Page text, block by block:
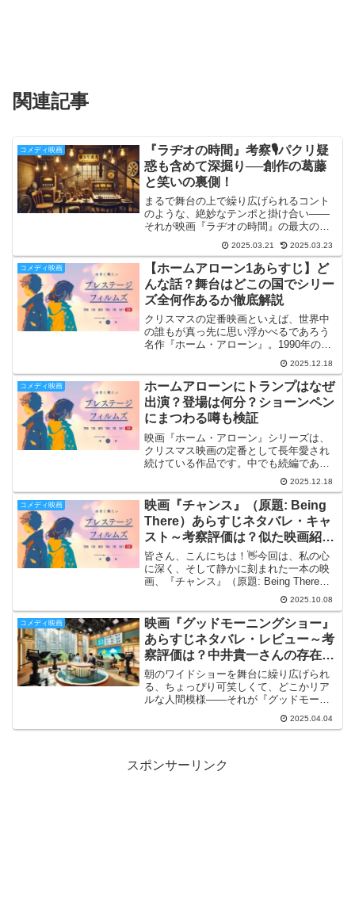
関連記事
コメディ映画
『ラヂオの時間』考察🎙️パクリ疑
惑も含めて深掘り──創作の葛藤
と笑いの裏側！
まるで舞台の上で繰り広げられるコント
のような、絶妙なテンポと掛け合い――
それが映画『ラヂオの時間』の最大の魅
力です🎙️✨この作品は、日常のすぐ隣にあ
る非日常的な混乱を、ユーモアと皮肉、
そしてちょっぴりの感動で包み込んで見
せてくれます😊💫ラジ...
2025.03.21 2025.03.23
コメディ映画
【ホームアローン1あらすじ】ど
んな話？舞台はどこの国でシリー
ズ全何作あるか徹底解説
クリスマスの定番映画といえば、世界中
の誰もが真っ先に思い浮かべるであろう
名作『ホーム・アローン』。1990年の公
開当時、全世界で記録的な大ヒットを飛
ばし、主演のマコーレー・カルキンを一
躍スターダムに押し上げたコメディ映画
の金字塔です。「子供...
2025.12.18
コメディ映画
ホームアローンにトランプはなぜ
出演？登場は何分？ショーンペン
にまつわる噂も検証
映画『ホーム・アローン』シリーズは、
クリスマス映画の定番として長年愛され
続けている作品です。中でも続編である
『ホーム・アローン2』を久しぶりに見返
していると、「あれ？ 今映った人っ
て……」と、思わず二度見してしまう印
象的なシーンがあります。...
2025.12.18
コメディ映画
映画『チャンス』（原題: Being
There）あらすじネタバレ・キャ
スト～考察評価は？似た映画紹
介！
皆さん、こんにちは！👋今回は、私の心
に深く、そして静かに刻まれた一本の映
画、『チャンス』（原題: Being There）
について、熱い想いを込めて語らせてい
ただきたいと思います。この映画は、
1979年に公開されたハル・アシュビー監
督の作品...
2025.10.08
コメディ映画
映画『グッドモーニングショー』
あらすじネタバレ・レビュー～考
察評価は？中井貴一さんの存在感
と演技力！
朝のワイドショーを舞台に繰り広げられ
る、ちょっぴり可笑しくて、どこかリア
ルな人間模様――それが『グッドモーニ
ングショー』です☀️📺この作品は、にぎ
やかで予測不能な日常を軽快なテンポで
2025.04.04
スポンサーリンク